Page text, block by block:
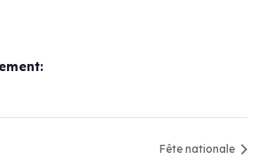
Fête nationale